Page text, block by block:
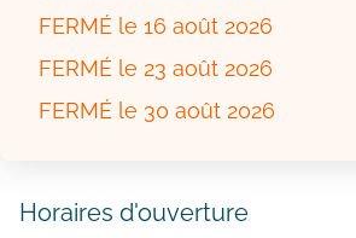
VENTE
COMTESSE
DU
BARRY
FERMÉ le 16 août 2026
FERMÉ le 23 août 2026
FERMÉ le 30 août 2026
Horaires d'ouverture